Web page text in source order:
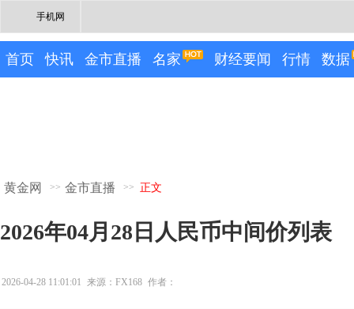
手机网
首页 快讯 金市直播 名家 财经要闻 行情 数据
黄金网 >> 金市直播 >> 正文
2026年04月28日人民币中间价列表
2026-04-28 11:01:01 来源：FX168 作者：